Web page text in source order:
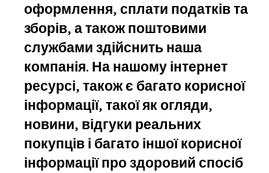
оформлення, сплати податків та
зборів, а також поштовими
службами здійснить наша
компанія. На нашому інтернет
ресурсі, також є багато корисної
інформації, такої як огляди,
новини, відгуки реальних
покупців і багато іншої корисної
інформації про здоровий спосіб